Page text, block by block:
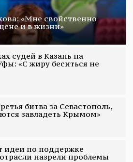
«Мне свойственно
и в жизни»
судей в Казань на
«С жиру беситься не
битва за Севастополь,
завладеть Крымом»
идеи по поддержке
назрели проблемы